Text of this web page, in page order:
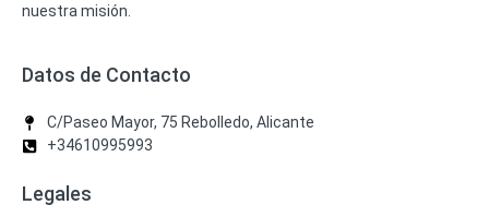
nuestra misión.
Datos de Contacto
C/Paseo Mayor, 75 Rebolledo, Alicante
+34610995993
Legales